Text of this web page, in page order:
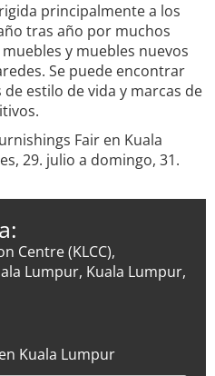
principalmente a los
tras año por muchos
y muebles nuevos
Se puede encontrar
estilo de vida y marcas de
Fair en Kuala
29. julio a domingo, 31.
Centre (KLCC),
Lumpur, Kuala Lumpur,
Kuala Lumpur